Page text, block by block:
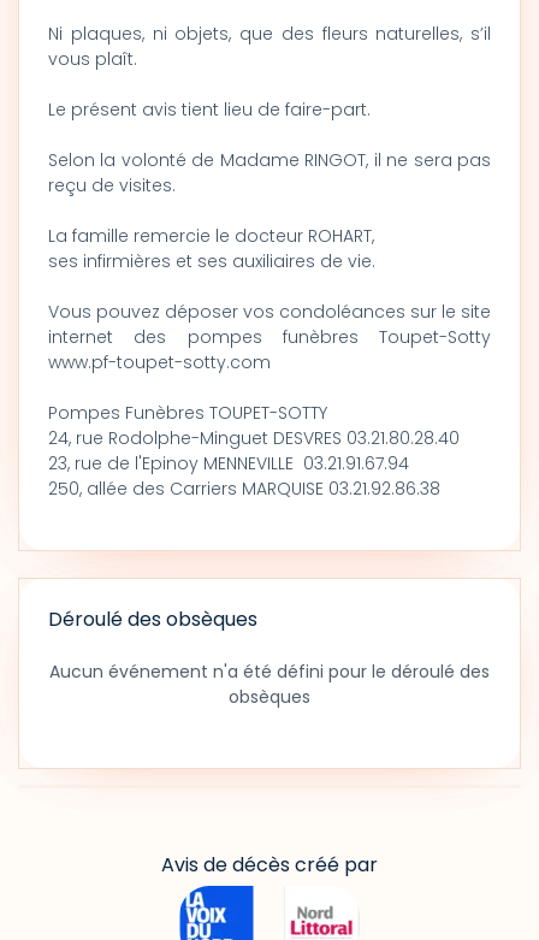
Ni plaques, ni objets, que des fleurs naturelles, s’il
vous plaît.
Le présent avis tient lieu de faire-part.
Selon la volonté de Madame RINGOT, il ne sera pas
reçu de visites.
La famille remercie le docteur ROHART,
ses infirmières et ses auxiliaires de vie.
Vous pouvez déposer vos condoléances sur le site
internet des pompes funèbres Toupet-Sotty
www.pf-toupet-sotty.com
Pompes Funèbres TOUPET-SOTTY
24, rue Rodolphe-Minguet DESVRES 03.21.80.28.40
23, rue de l'Epinoy MENNEVILLE 03.21.91.67.94
250, allée des Carriers MARQUISE 03.21.92.86.38
Déroulé des obsèques
Aucun événement n'a été défini pour le déroulé des
obsèques
Avis de décès créé par